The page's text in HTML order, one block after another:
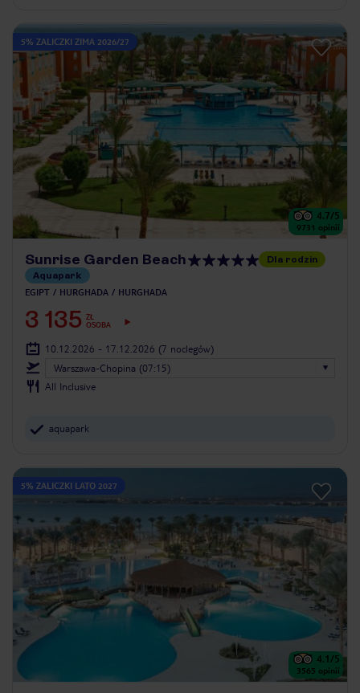
5% ZALICZKI ZIMA 2026/27
4.7/5
9731 opinii
Sunrise Garden Beach
Dla rodzin
Aquapark
EGIPT HURGHADA HURGHADA
3 135 ZŁ
OSOBA
10.12.2026 - 17.12.2026 (7 noclegów)
Warszawa-Chopina (07:15)
All Inclusive
aquapark
5% ZALICZKI LATO 2027
4.1/5
3565 opinii